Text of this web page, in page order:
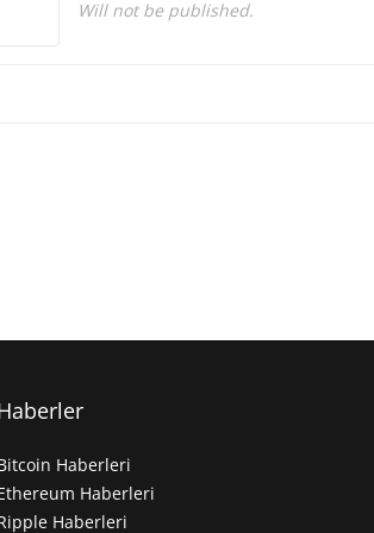
Will not be published.
Haberleri
Haberleri
Haberleri